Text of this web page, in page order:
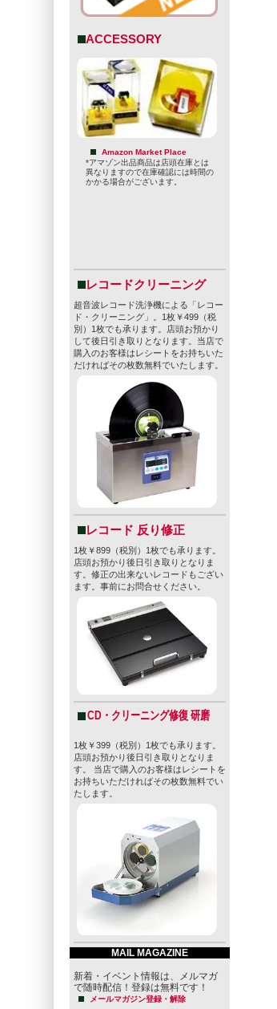
ACCESSORY
Amazon Market Place
*アマゾン出品商品は店頭在庫とは
異なりますので在庫確認には時間の
かかる場合がございます。
レコードクリーニング
超音波レコード洗浄機による「レコー
ド・クリーニング」。1枚￥499（税
別）1枚でも承ります。店頭お預かり
して後日引き取りとなります。当店で
購入のお客様はレシートをお持ちいた
だければその枚数無料でいたします。
レコード 反り修正
1枚￥899（税別）1枚でも承ります。
店頭お預かり後日引き取りとなりま
す。修正の出来ないレコードもござい
ます。事前にお問合せください。
CD・クリーニング修復 研磨
1枚￥399（税別）1枚でも承ります。
店頭お預かり後日引き取りとなりま
す。 当店で購入のお客様はレシートを
お持ちいただければその枚数無料でい
たします。
MAIL MAGAZINE
新着・イベント情報は、メルマガ
で随時配信！登録は無料です！
メールマガジン登録・解除